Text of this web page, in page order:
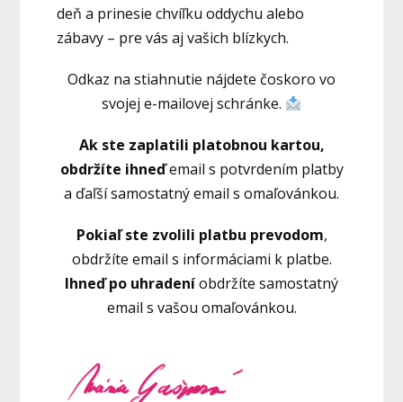
deň a prinesie chvíľku oddychu alebo
zábavy – pre vás aj vašich blízkych.
Odkaz na stiahnutie nájdete čoskoro vo
svojej e-mailovej schránke.
Ak ste zaplatili platobnou kartou,
obdržíte ihneďemail s potvrdením platby
a ďaľší samostatný email s omaľovánkou.
Pokiaľ ste zvolili platbu prevodom,
obdržíte email s informáciami k platbe.
Ihneď po uhradeníobdržíte samostatný
email s vašou omaľovánkou.